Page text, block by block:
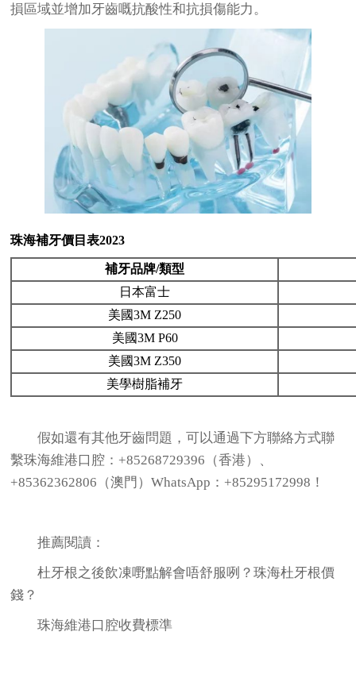
損區域並增加牙齒嘅抗酸性和抗損傷能力。
珠海補牙價目表2023
補牙品牌/類型
日本富士
美國3M Z250
美國3M P60
美國3M Z350
美學樹脂補牙
假如還有其他牙齒問題，可以通過下方聯絡方式聯
繫珠海維港口腔：+85268729396（香港）、
+85362362806（澳門）WhatsApp：+85295172998！
推薦閱讀：
杜牙根之後飲凍嘢點解會唔舒服咧？珠海杜牙根價
錢？
珠海維港口腔收費標準